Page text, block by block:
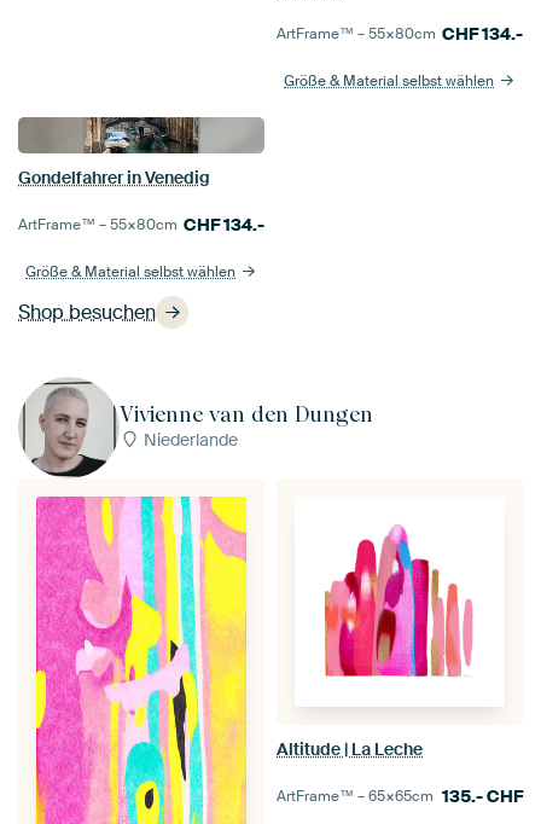
Shop besuchen
ArtFrame™ –55×80cm CHF134.-
Größe & Material selbst wählen
Gondelfahrer in Venedig
ArtFrame™ –55×80cm CHF134.-
Größe & Material selbst wählen
Vivienne van den Dungen
Niederlande
Altitude | La Leche
ArtFrame™ –65×65cm 135.-CHF